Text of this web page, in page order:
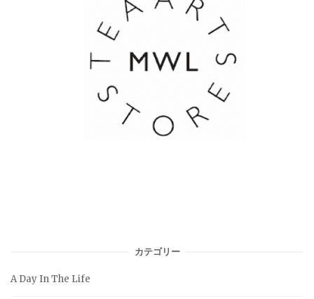
カテゴリー
A Day In The Life